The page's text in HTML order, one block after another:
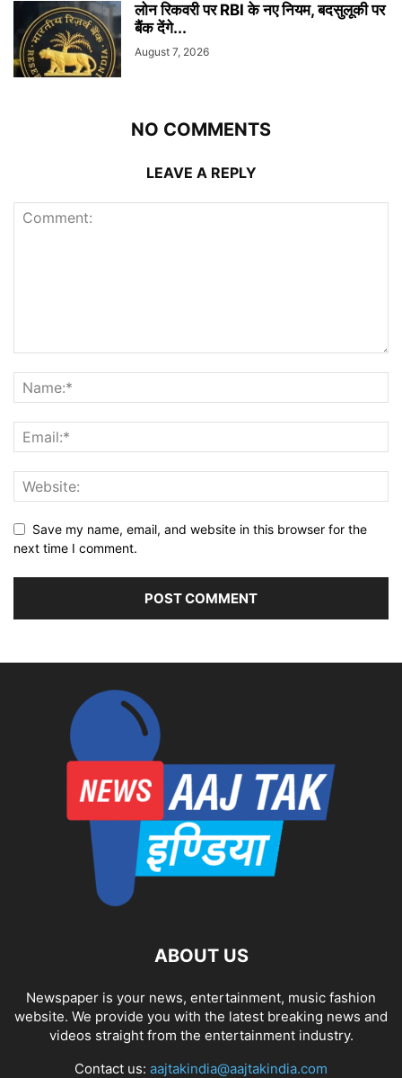
लोन रिकवरी पर RBI के नए नियम, बदसुलूकी पर
बैंक देंगे...
August 7, 2026
NO COMMENTS
LEAVE A REPLY
Save my name, email, and website in this browser for the
next time I comment.
ABOUT US
Newspaper is your news, entertainment, music fashion
website. We provide you with the latest breaking news and
videos straight from the entertainment industry.
Contact us: aajtakindia@aajtakindia.com